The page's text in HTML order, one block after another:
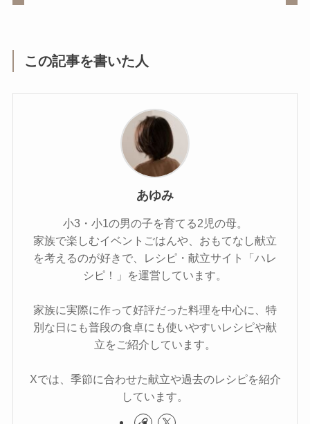
この記事を書いた人
あゆみ
小3・小1の男の子を育てる2児の母。
家族で楽しむイベントごはんや、おもてなし献立
を考えるのが好きで、レシピ・献立サイト「ハレ
シピ！」を運営しています。
家族に実際に作って好評だった料理を中心に、特
別な日にも普段の食卓にも使いやすいレシピや献
立をご紹介しています。
Xでは、季節に合わせた献立や過去のレシピを紹介
しています。